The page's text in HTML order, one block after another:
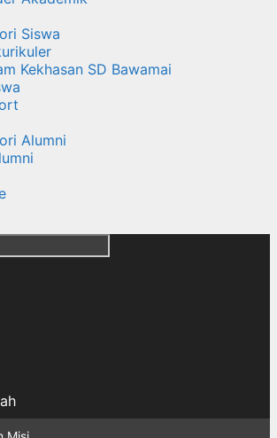
Siswa
Kekhasan SD Bawamai
Alumni